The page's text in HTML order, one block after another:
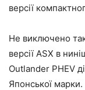
версії
Не виключено
версії ASX в
Outlander PHEV
Японської